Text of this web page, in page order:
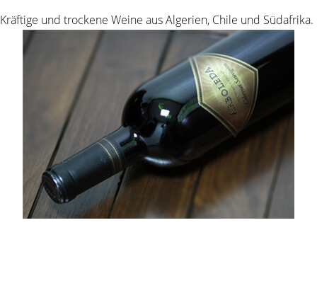
Kräftige und trockene Weine aus Algerien, Chile und Südafrika.